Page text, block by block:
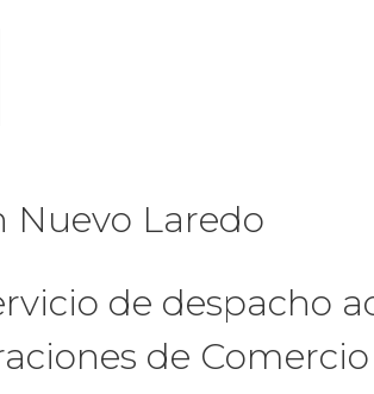
Nuevo Laredo
de despacho
de